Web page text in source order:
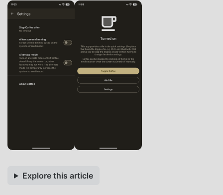
Explore this article